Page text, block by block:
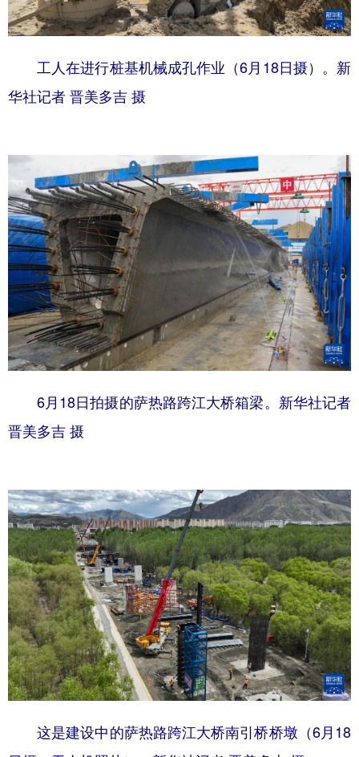
工人在进行桩基机械成孔作业（6月18日摄）。新
华社记者 晋美多吉 摄
6月18日拍摄的萨热路跨江大桥箱梁。新华社记者
晋美多吉 摄
这是建设中的萨热路跨江大桥南引桥桥墩（6月18